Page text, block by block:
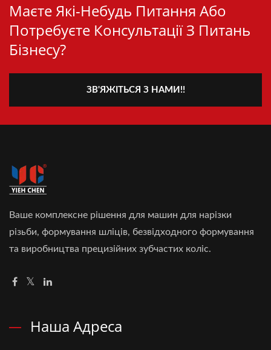
Маєте Які-Небудь Питання Або
Потребуєте Консультації З Питань
Бізнесу?
ЗВ'ЯЖІТЬСЯ З НАМИ!!
Ваше комплексне рішення для машин для нарізки
різьби, формування шліців, безвідходного формування
та виробництва прецизійних зубчастих коліс.
Наша Адреса